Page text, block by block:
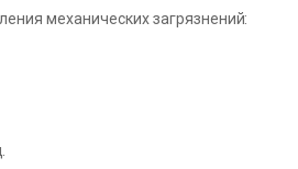
механических загрязнений: